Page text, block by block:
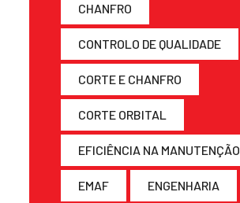
CHANFRO
CONTROLO DE QUALIDADE
CORTE E CHANFRO
CORTE ORBITAL
EFICIÊNCIA NA MANUTENÇÃO
EMAF ENGENHARIA